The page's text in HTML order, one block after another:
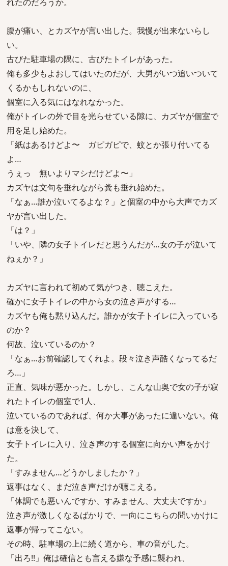
腹が痛い、とカズヤが言い出した。我慢が出来ないらし
い。
古びた駐車場の隅に、古びたトイレがあった。
俺も多少もよおしてはいたのだが、大男がいつ追いついて
くるかもしれないのに、
個室に入る気にはなれなかった。
俺がトイレの外で目を光らせている隙に、カズヤが個室で
用を足し始めた。
「紙はあるけどよ〜 ガピガピで、蚊とか張り付いてる
よ…
うぇっ 無いよりマシだけどよ〜」
カズヤは文句を垂れながら糞も垂れ始めた。
「なぁ…誰か泣いてるよな？」と個室の中から大声でカズ
ヤが言い出した。
「は？」
「いや、隣の女子トイレだと思うんだが…女の子が泣いて
ねぇか？」
カズヤに言われて初めて気がつき、聴こえた。
確かに女子トイレの中から女の泣き声がする…
カズヤも俺も黙り込んだ。誰かが女子トイレに入っている
のか？
何故、泣いているのか？
「なぁ…お前確認してくれよ。段々泣き声酷くなってるだ
ろ…」
正直、気味が悪かった。しかし、こんな山奥で女の子が寂
れたトイレの個室で1人、
泣いているのであれば、何か大事があったに違いない。俺
は意を決して、
女子トイレに入り、泣き声のする個室に向かい声をかけ
た。
「すみません…どうかしましたか？」
返事はなく、まだ泣き声だけが聴こえる。
「体調でも悪いんですか、すみません、大丈夫ですか」
泣き声が激しくなるばかりで、一向にこちらの問いかけに
返事が帰ってこない。
その時、駐車場の上に続く道から、車の音がした。
「出ろ!!」俺は確信とも言える嫌な予感に襲われ、